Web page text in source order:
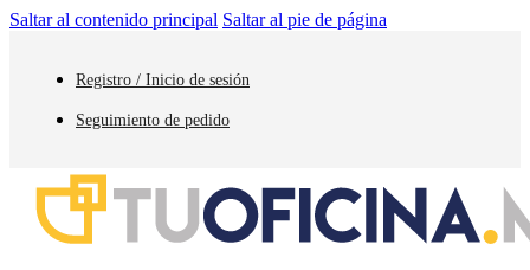
Saltar al contenido principal Saltar al pie de página
Registro / Inicio de sesión
Seguimiento de pedido